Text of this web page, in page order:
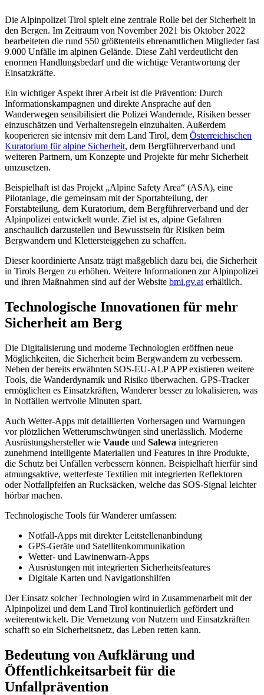
Die Alpinpolizei Tirol spielt eine zentrale Rolle bei der Sicherheit in
den Bergen. Im Zeitraum von November 2021 bis Oktober 2022
bearbeiteten die rund 550 größtenteils ehrenamtlichen Mitglieder fast
9.000 Unfälle im alpinen Gelände. Diese Zahl verdeutlicht den
enormen Handlungsbedarf und die wichtige Verantwortung der
Einsatzkräfte.
Ein wichtiger Aspekt ihrer Arbeit ist die Prävention: Durch
Informationskampagnen und direkte Ansprache auf den
Wanderwegen sensibilisiert die Polizei Wandernde, Risiken besser
einzuschätzen und Verhaltensregeln einzuhalten. Außerdem
kooperieren sie intensiv mit dem Land Tirol, dem Österreichischen
Kuratorium für alpine Sicherheit, dem Bergführerverband und
weiteren Partnern, um Konzepte und Projekte für mehr Sicherheit
umzusetzen.
Beispielhaft ist das Projekt „Alpine Safety Area“ (ASA), eine
Pilotanlage, die gemeinsam mit der Sportabteilung, der
Forstabteilung, dem Kuratorium, dem Bergführerverband und der
Alpinpolizei entwickelt wurde. Ziel ist es, alpine Gefahren
anschaulich darzustellen und Bewusstsein für Risiken beim
Bergwandern und Klettersteiggehen zu schaffen.
Dieser koordinierte Ansatz trägt maßgeblich dazu bei, die Sicherheit
in Tirols Bergen zu erhöhen. Weitere Informationen zur Alpinpolizei
und ihren Maßnahmen sind auf der Website bmi.gv.at erhältlich.
Technologische Innovationen für mehr
Sicherheit am Berg
Die Digitalisierung und moderne Technologien eröffnen neue
Möglichkeiten, die Sicherheit beim Bergwandern zu verbessern.
Neben der bereits erwähnten SOS-EU-ALP APP existieren weitere
Tools, die Wanderdynamik und Risiko überwachen. GPS-Tracker
ermöglichen es Einsatzkräften, Wanderer besser zu lokalisieren, was
in Notfällen wertvolle Minuten spart.
Auch Wetter-Apps mit detaillierten Vorhersagen und Warnungen
vor plötzlichen Wetterumschwüngen sind unerlässlich. Moderne
Ausrüstungshersteller wie Vaude und Salewa integrieren
zunehmend intelligente Materialien und Features in ihre Produkte,
die Schutz bei Unfällen verbessern können. Beispielhaft hierfür sind
atmungsaktive, wetterfeste Textilien mit integrierten Reflektoren
oder Notfallpfeifen an Rucksäcken, welche das SOS-Signal leichter
hörbar machen.
Technologische Tools für Wanderer umfassen:
Notfall-Apps mit direkter Leitstellenanbindung
GPS-Geräte und Satellitenkommunikation
Wetter- und Lawinenwarn-Apps
Ausrüstungen mit integrierten Sicherheitsfeatures
Digitale Karten und Navigationshilfen
Der Einsatz solcher Technologien wird in Zusammenarbeit mit der
Alpinpolizei und dem Land Tirol kontinuierlich gefördert und
weiterentwickelt. Die Vernetzung von Nutzern und Einsatzkräften
schafft so ein Sicherheitsnetz, das Leben retten kann.
Bedeutung von Aufklärung und
Öffentlichkeitsarbeit für die
Unfallprävention